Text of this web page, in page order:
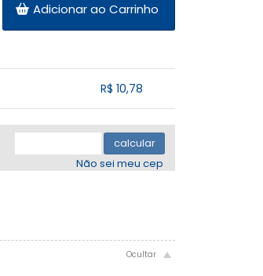
Adicionar ao Carrinho
R$ 10,78
....
calcular
Não sei meu cep